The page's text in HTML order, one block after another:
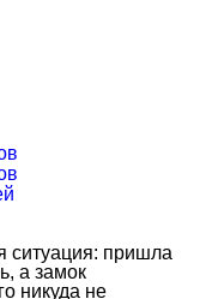
ситуация: пришла
а замок
никуда не